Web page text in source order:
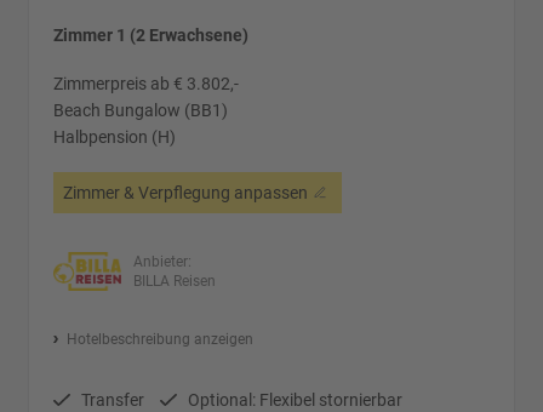
Zimmer 1 (2 Erwachsene)
Zimmerpreis ab € 3.802,-
Beach Bungalow (BB1)
Halbpension (H)
Zimmer & Verpflegung anpassen
Anbieter:
BILLA Reisen
Hotelbeschreibung anzeigen
Transfer Optional: Flexibel stornierbar